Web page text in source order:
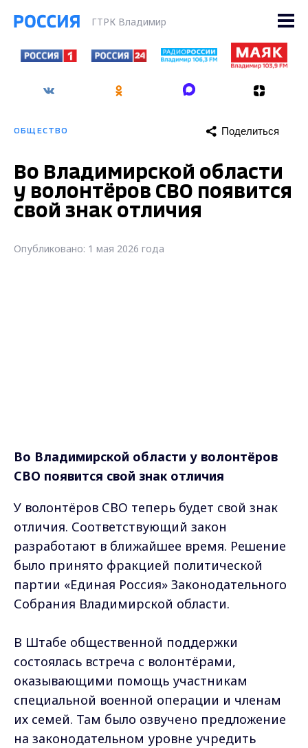
ГТРК Владимир
ОБЩЕСТВО Поделиться
Во Владимирской области
у волонтёров СВО появится
свой знак отличия
Опубликовано: 1 мая 2026 года
Во Владимирской области у волонтёров
СВО появится свой знак отличия
У волонтёров СВО теперь будет свой знак
отличия. Соответствующий закон
разработают в ближайшее время. Решение
было принято фракцией политической
партии «Единая Россия» Законодательного
Собрания Владимирской области.
В Штабе общественной поддержки
состоялась встреча с волонтёрами,
оказывающими помощь участникам
специальной военной операции и членам
их семей. Там было озвучено предложение
на законодательном уровне учредить